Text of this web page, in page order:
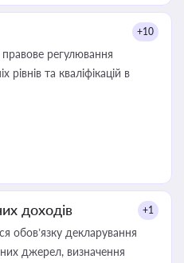
+10
регулювання
рівнів та кваліфікацій в
доходів +1
обов’язку декларування
джерел, визначення